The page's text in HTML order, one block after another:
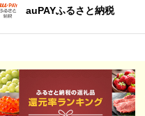
典：ふるなび
納村
JTBふるさ
出典：ふるなび
神奈川県 横須賀市
ソレイユの丘 回数券
auPAYふるさと納税